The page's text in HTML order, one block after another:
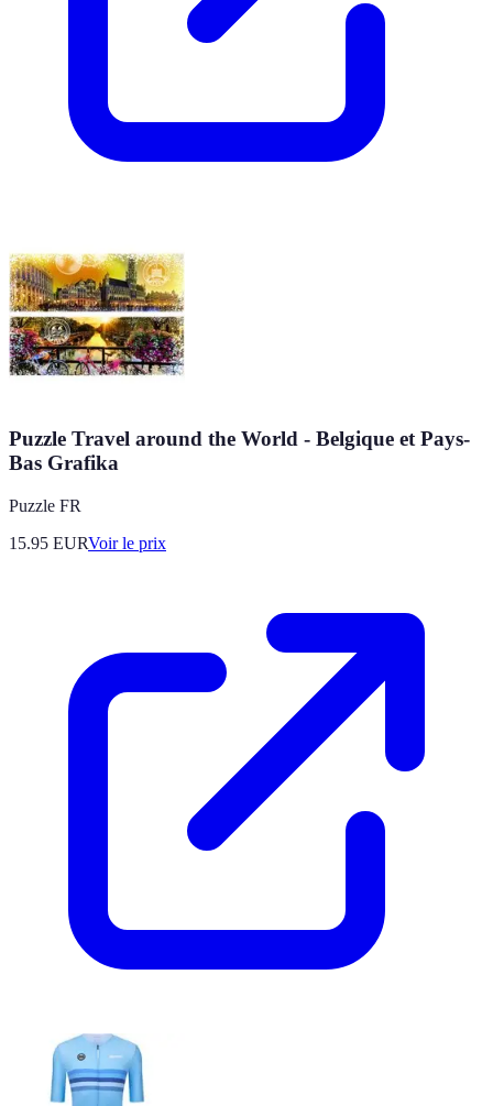
Puzzle Travel around the World - Belgique et Pays-
Bas Grafika
Puzzle FR
15.95 EURVoir le prix